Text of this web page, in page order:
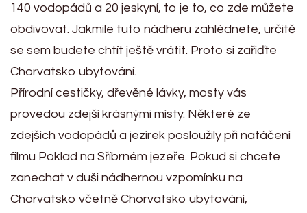
140 vodopádů a 20 jeskyní, to je to, co zde můžete
obdivovat. Jakmile tuto nádheru zahlédnete, určitě
se sem budete chtít ještě vrátit. Proto si zařiďte
Chorvatsko ubytování.
Přírodní cestičky, dřevěné lávky, mosty vás
provedou zdejší krásnými místy. Některé ze
zdejších vodopádů a jezírek posloužily při natáčení
filmu Poklad na Sříbrném jezeře. Pokud si chcete
zanechat v duši nádhernou vzpomínku na
Chorvatsko včetně Chorvatsko ubytování,